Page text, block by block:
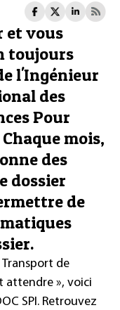
et vous
toujours
l'Ingénieur
des
Pour
mois,
des
dossier
de
de
attendre », voici
SPI. Retrouvez